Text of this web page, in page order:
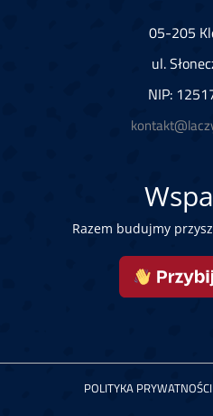
05-205
ul.
NIP:
Razem budujmy
POLITYKA PRYWATNOŚCI